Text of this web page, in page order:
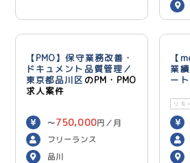
【PMO】保守業務改善・
ドキュメント品質管理／
東京都品川区 のPM・PMO
求人案件
〜750,000円／月
フリーランス
品川
【
業
ート
リモ